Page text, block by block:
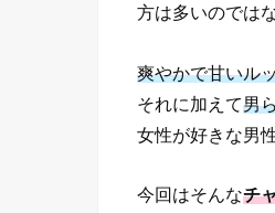
方は多いのでは
爽やかで甘いル
それに加えて男
女性が好きな男
今回はそんなチ